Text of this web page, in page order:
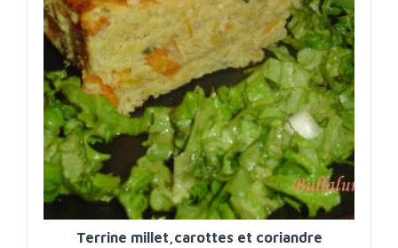
Terrine millet,carottes et coriandre